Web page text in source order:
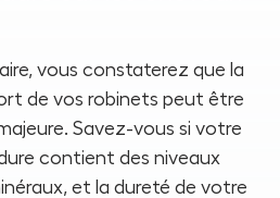
vous constaterez que la
de vos robinets peut être
Savez-vous si votre
contient des niveaux
et la dureté de votre